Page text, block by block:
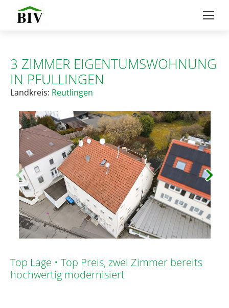
3 ZIMMER EIGENTUMSWOHNUNG
IN PFULLINGEN
Landkreis: Reutlingen
Top Lage • Top Preis, zwei Zimmer bereits
hochwertig modernisiert